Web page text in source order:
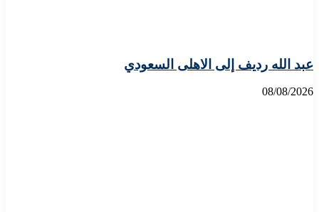
عبد الله رديف إلى الاهلى السعودي
08/08/2026